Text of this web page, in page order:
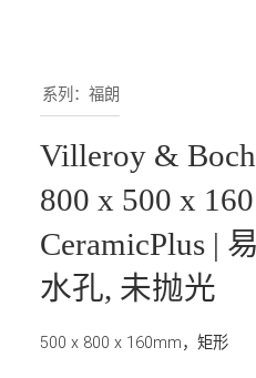
系列：福朗
Villeroy &
800 x 500 x
CeramicPlus |
水孔, 未抛光
500 x 800 x 160mm，矩形